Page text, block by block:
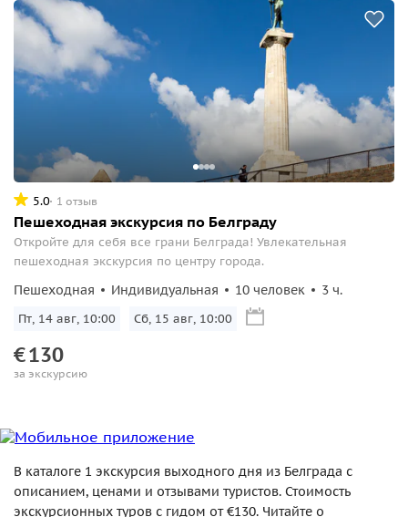
5.0 1 отзыв
Пешеходная экскурсия по Белграду
Откройте для себя все грани Белграда! Увлекательная
пешеходная экскурсия по центру города.
Пешеходная Индивидуальная 10 человек 3 ч.
Пт, 14 авг, 10:00 Сб, 15 авг, 10:00
€130
за экскурсию
В каталоге 1 экскурсия выходного дня из Белграда с
описанием, ценами и отзывами туристов. Стоимость
экскурсионных туров с гидом от €130. Читайте о